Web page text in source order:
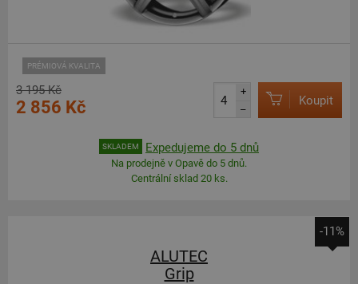
PRÉMIOVÁ KVALITA
3 195 Kč
2 856 Kč
+
–
Koupit
SKLADEM Expedujeme do 5 dnů
Na prodejně v Opavě do 5 dnů.
Centrální sklad 20 ks.
-11%
ALUTEC
Grip